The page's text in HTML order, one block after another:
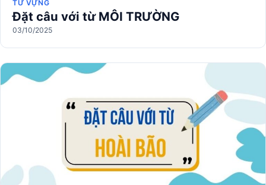
TỪ VỰNG
Đặt câu với từ MÔI TRƯỜNG
03/10/2025